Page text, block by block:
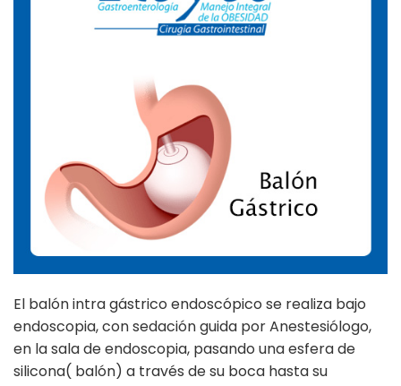
El balón intra gástrico endoscópico se realiza bajo
endoscopia, con sedación guida por Anestesiólogo,
en la sala de endoscopia, pasando una esfera de
silicona( balón) a través de su boca hasta su